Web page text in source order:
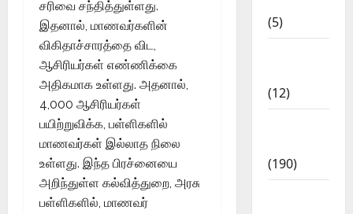
சரிவை சந்தித்துள்ளது.
இதனால், மாணவர்களின்
விகிதாச்சாரத்தை விட,
ஆசிரியர்கள் எண்ணிக்கை
அதிகமாக உள்ளது. அதனால்,
4,000 ஆசிரியர்கள்
பயிற்றுவிக்க, பள்ளிகளில்
மாணவர்கள் இல்லாத நிலை
உள்ளது. இந்த பிரச்னையை
அறிந்துள்ள கல்வித்துறை, அரசு
பள்ளிகளில், மாணவர்
(5)
(12)
(190)